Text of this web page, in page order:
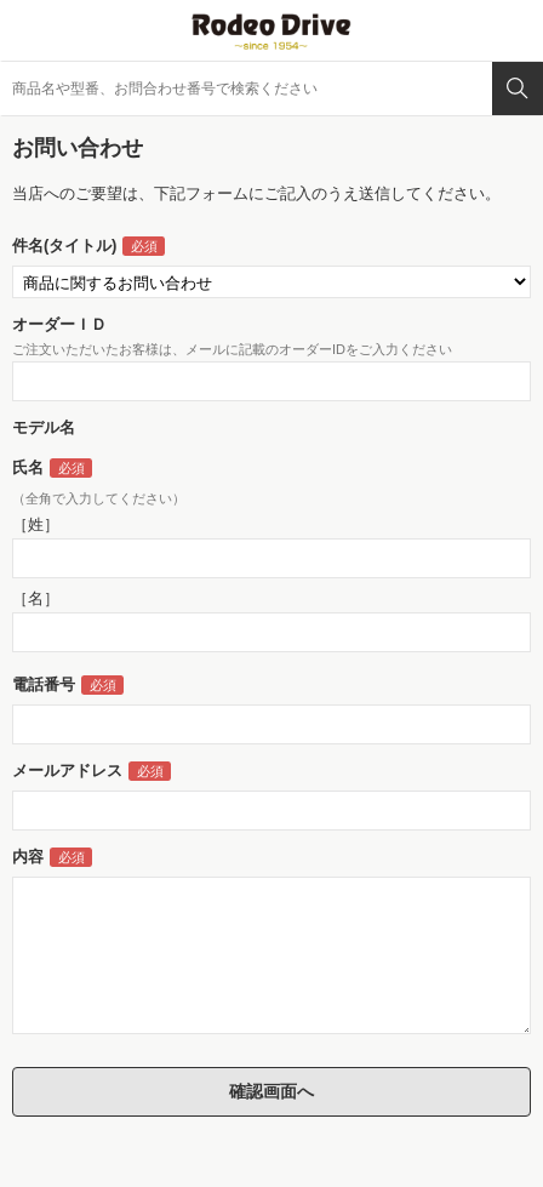
お問い合わせ
当店へのご要望は、下記フォームにご記入のうえ送信してください。
件名(タイトル)
オーダーＩＤ
ご注文いただいたお客様は、メールに記載のオーダーIDをご入力ください
モデル名
氏名
（全角で入力してください）
［姓］
［名］
電話番号
メールアドレス
内容